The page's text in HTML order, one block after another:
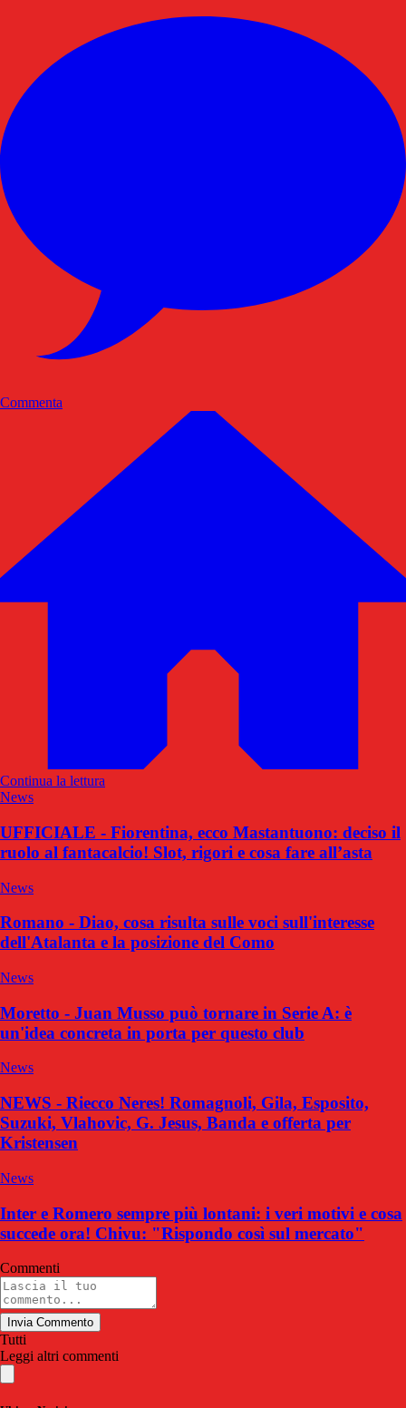
Commenta
Continua la lettura
News
UFFICIALE - Fiorentina, ecco Mastantuono: deciso il
ruolo al fantacalcio! Slot, rigori e cosa fare all’asta
News
Romano - Diao, cosa risulta sulle voci sull'interesse
dell'Atalanta e la posizione del Como
News
Moretto - Juan Musso può tornare in Serie A: è
un'idea concreta in porta per questo club
News
NEWS - Riecco Neres! Romagnoli, Gila, Esposito,
Suzuki, Vlahovic, G. Jesus, Banda e offerta per
Kristensen
News
Inter e Romero sempre più lontani: i veri motivi e cosa
succede ora! Chivu: "Rispondo così sul mercato"
Commenti
Invia Commento
Tutti
Leggi altri commenti